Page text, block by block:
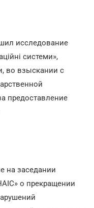
исследование
системи»,
во взыскании с
предоставление
на заседании
о прекращении